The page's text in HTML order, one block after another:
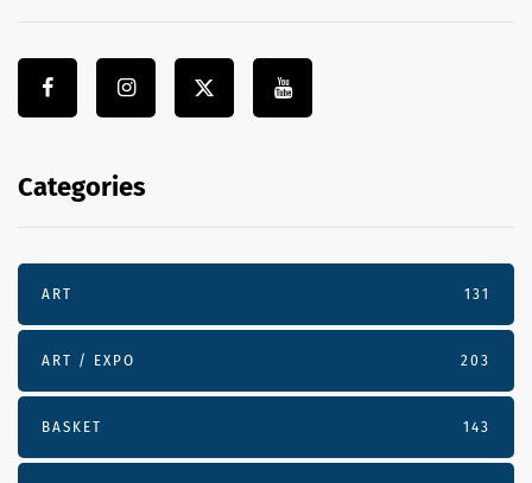
Categories
ART 131
ART / EXPO 203
BASKET 143